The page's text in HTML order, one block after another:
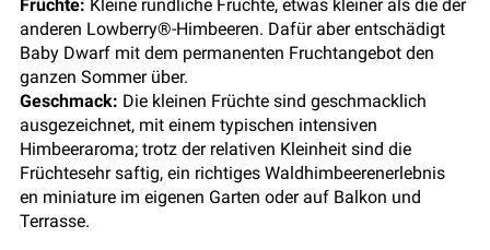
Früchte: Kleine rundliche Früchte, etwas kleiner als die der
anderen Lowberry®-Himbeeren. Dafür aber entschädigt
Baby Dwarf mit dem permanenten Fruchtangebot den
ganzen Sommer über.
Geschmack: Die kleinen Früchte sind geschmacklich
ausgezeichnet, mit einem typischen intensiven
Himbeeraroma; trotz der relativen Kleinheit sind die
Früchtesehr saftig, ein richtiges Waldhimbeerenerlebnis
en miniature im eigenen Garten oder auf Balkon und
Terrasse.